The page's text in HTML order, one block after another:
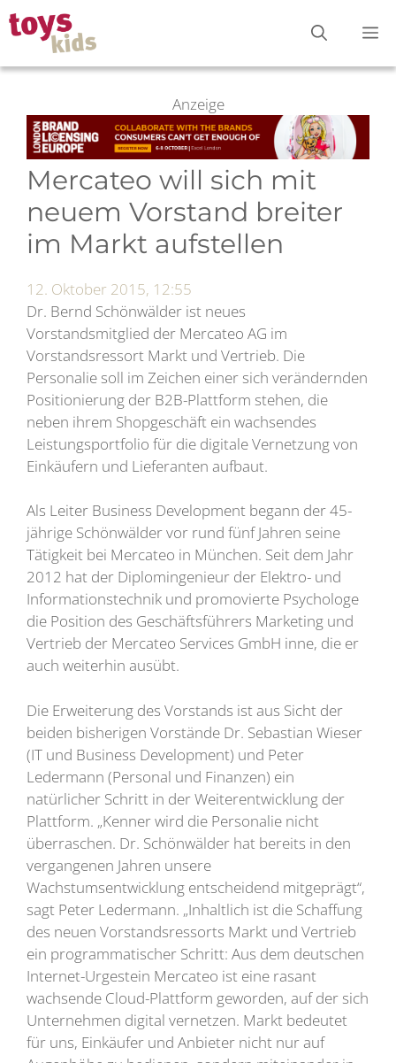
Zum
Inhalt
springen
Anzeige
Mercateo will sich mit
neuem Vorstand breiter
im Markt aufstellen
12. Oktober 2015, 12:55
Dr. Bernd Schönwälder ist neues
Vorstandsmitglied der Mercateo AG im
Vorstandsressort Markt und Vertrieb. Die
Personalie soll im Zeichen einer sich verändernden
Positionierung der B2B-Plattform stehen, die
neben ihrem Shopgeschäft ein wachsendes
Leistungsportfolio für die digitale Vernetzung von
Einkäufern und Lieferanten aufbaut.
Als Leiter Business Development begann der 45-
jährige Schönwälder vor rund fünf Jahren seine
Tätigkeit bei Mercateo in München. Seit dem Jahr
2012 hat der Diplomingenieur der Elektro- und
Informationstechnik und promovierte Psychologe
die Position des Geschäftsführers Marketing und
Vertrieb der Mercateo Services GmbH inne, die er
auch weiterhin ausübt.
Die Erweiterung des Vorstands ist aus Sicht der
beiden bisherigen Vorstände Dr. Sebastian Wieser
(IT und Business Development) und Peter
Ledermann (Personal und Finanzen) ein
natürlicher Schritt in der Weiterentwicklung der
Plattform. „Kenner wird die Personalie nicht
überraschen. Dr. Schönwälder hat bereits in den
vergangenen Jahren unsere
Wachstumsentwicklung entscheidend mitgeprägt“,
sagt Peter Ledermann. „Inhaltlich ist die Schaffung
des neuen Vorstandsressorts Markt und Vertrieb
ein programmatischer Schritt: Aus dem deutschen
Internet-Urgestein Mercateo ist eine rasant
wachsende Cloud-Plattform geworden, auf der sich
Unternehmen digital vernetzen. Markt bedeutet
für uns, Einkäufer und Anbieter nicht nur auf